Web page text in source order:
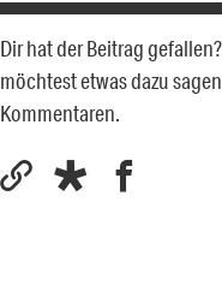
Dir hat der Beitrag
möchtest etwas dazu
Kommentaren.